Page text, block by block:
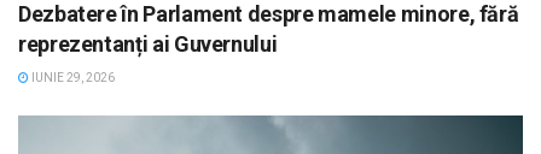
Dezbatere în Parlament despre mamele minore, fără
reprezentanți ai Guvernului
IUNIE 29, 2026